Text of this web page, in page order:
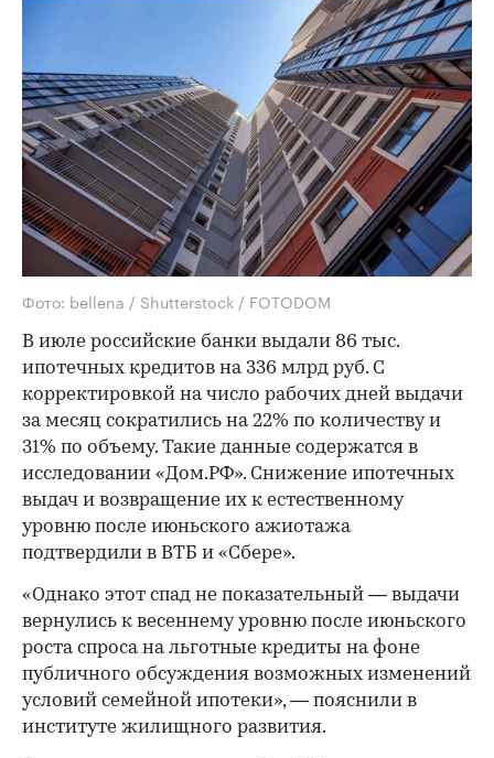
Фото: bellena / Shutterstock / FOTODOM
В июле российские банки выдали 86 тыс.
ипотечных кредитов на 336 млрд руб. С
корректировкой на число рабочих дней выдачи
за месяц сократились на 22% по количеству и
31% по объему. Такие данные содержатся в
исследовании «Дом.РФ». Снижение ипотечных
выдач и возвращение их к естественному
уровню после июньского ажиотажа
подтвердили в ВТБ и «Сбере».
«Однако этот спад не показательный — выдачи
вернулись к весеннему уровню после июньского
роста спроса на льготные кредиты на фоне
публичного обсуждения возможных изменений
условий семейной ипотеки», — пояснили в
институте жилищного развития.